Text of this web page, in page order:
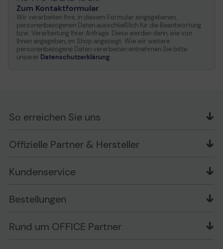
Zum Kontaktformular
Wir verarbeiten Ihre, in diesem Formular eingegebenen,
personenbezogenen Daten ausschließlich für die Beantwortung
bzw. Verarbeitung Ihrer Anfrage. Diese werden dann, wie von
Ihnen angegeben, im Shop angezeigt. Wie wir weitere
personenbezogene Daten verarbeiten entnehmen Sie bitte
unserer Datenschutzerklärung.
Offizielle Partner & Hersteller
Kundenservice
Bewertungsrichtlinien
Wissen mit OP
Bestellungen
Versand im Namen Dritter
Rund um OFFICE Partner
So erreichen Sie uns
Schlesierring 35
Telefon: +49 (0) 2542 / 9558250
Ansprechpartner bei fehlerhafter Ware und Schäden